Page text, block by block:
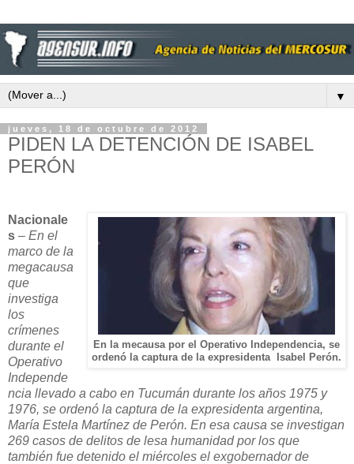
▼
jueves, 18 de octubre de 2012
PIDEN LA DETENCIÓN DE ISABEL
PERÓN
En la mecausa por el Operativo Independencia, se
ordenó la captura de la expresidenta Isabel Perón.
Nacionale
s – En el
marco de la
megacausa
que
investiga
los
crímenes
durante el
Operativo
Independe
ncia llevado a cabo en Tucumán durante los años 1975 y
1976, se ordenó la captura de la expresidenta argentina,
María Estela Martínez de Perón. En esa causa se investigan
269 casos de delitos de lesa humanidad por los que
también fue detenido el miércoles el exgobernador de